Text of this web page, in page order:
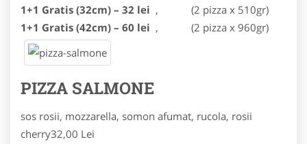
1+1 Gratis (32cm) – 32 lei ,
(2 pizza x 510gr)
1+1 Gratis (42cm) – 60 lei , (2 pizza x 960gr)
PIZZA SALMONE
sos rosii, mozzarella, somon afumat, rucola, rosii
cherry32,00 Lei